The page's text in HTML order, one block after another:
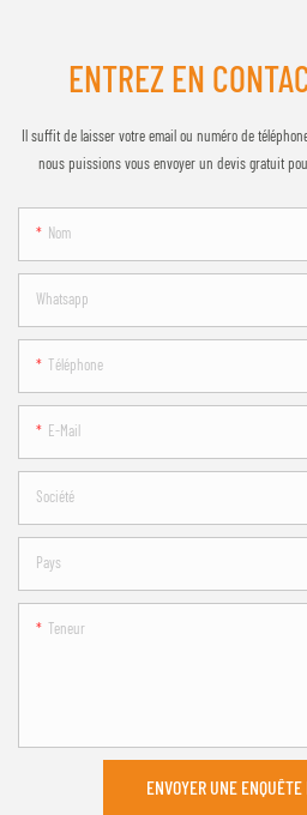
ENTREZ EN
Il suffit de laisser votre email ou numéro de
nous puissions vous envoyer un devis gratuit
Nom
Whatsapp
Téléphone
E-Mail
Société
Pays
Teneur
ENVOYER UNE